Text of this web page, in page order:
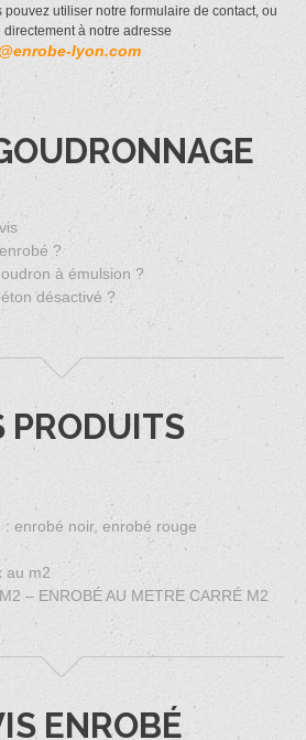
pouvez utiliser notre formulaire de contact, ou
directement à notre adresse
lyon.com
?
à émulsion ?
désactivé ?
PRODUITS
: enrobé noir, enrobé rouge
au m2
– ENROBÉ AU METRE CARRÉ M2
ENROBÉ